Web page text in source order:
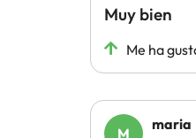
Muy bien
Me ha
maria